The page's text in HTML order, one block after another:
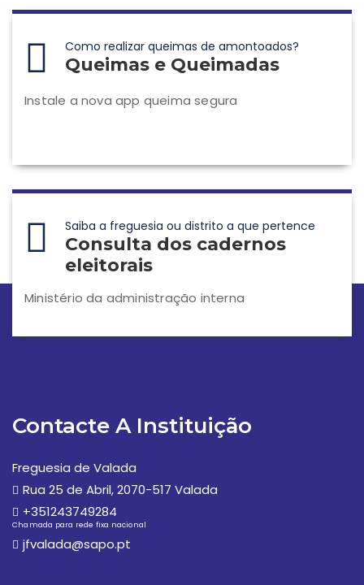
Como realizar queimas de amontoados?
Queimas e Queimadas
Instale a nova app queima segura
Saiba a freguesia ou distrito a que pertence
Consulta dos cadernos
eleitorais
Ministério da administração interna
Contacte A Instituição
Freguesia de Valada
Rua 25 de Abril, 2070-517 Valada
+351243749284
Chamada para rede fixa nacional
jfvalada@sapo.pt